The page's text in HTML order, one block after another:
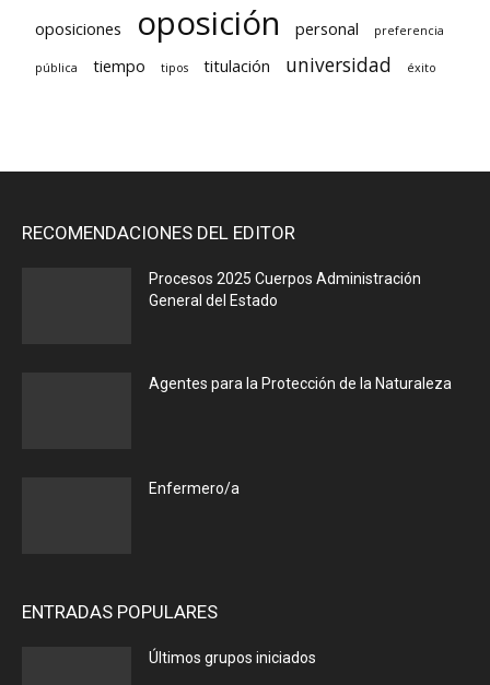
oposiciones oposición personal preferencia
pública tiempo tipos titulación universidad éxito
RECOMENDACIONES DEL EDITOR
Procesos 2025 Cuerpos Administración
General del Estado
Agentes para la Protección de la Naturaleza
Enfermero/a
ENTRADAS POPULARES
Últimos grupos iniciados